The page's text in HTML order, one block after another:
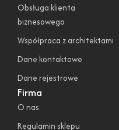
Firma
O nas
Regulamin sklepu
Obsługa klienta
biznesowego
Współpraca z architektami
Dane kontaktowe
Dane rejestrowe